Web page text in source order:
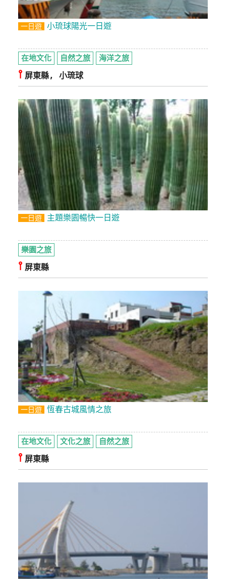
一日遊 小琉球陽光一日遊
在地文化 自然之旅 海洋之旅
⫯ 屏東縣, 小琉球
一日遊 主題樂園暢快一日遊
樂園之旅
⫯ 屏東縣
一日遊 恆春古城風情之旅
在地文化 文化之旅 自然之旅
⫯ 屏東縣